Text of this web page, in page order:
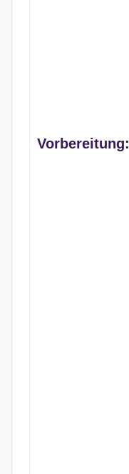
Vorbereitung: